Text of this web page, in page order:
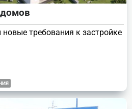
требования к застройке